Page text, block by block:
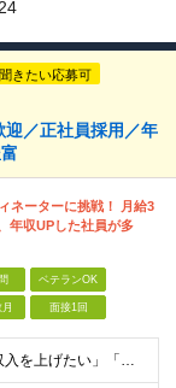
きたい応募可
迎／正社員採用／年
ネーターに挑戦！ 月給3
年収UPした社員が多
ベテランOK
面接1回
「キャリアを変えたい」「収入を上げたい」「将来に強いスキルを身につけたい」方歓迎！ ・未経験歓迎 ・学歴不問 ・第二新卒歓迎 ＼経験やスキルではなく、“これから”を重視します／ 「今のままでいい